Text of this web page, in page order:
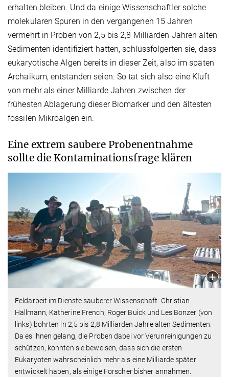
erhalten bleiben. Und da einige Wissenschaftler solche
molekularen Spuren in den vergangenen 15 Jahren
vermehrt in Proben von 2,5 bis 2,8 Milliarden Jahren alten
Sedimenten identifiziert hatten, schlussfolgerten sie, dass
eukaryotische Algen bereits in dieser Zeit, also im späten
Archaikum, entstanden seien. So tat sich also eine Kluft
von mehr als einer Milliarde Jahren zwischen der
frühesten Ablagerung dieser Biomarker und den ältesten
fossilen Mikroalgen ein.
Eine extrem saubere Probenentnahme
sollte die Kontaminationsfrage klären
Feldarbeit im Dienste sauberer Wissenschaft: Christian
Hallmann, Katherine French, Roger Buick und Les Bonzer (von
links) bohrten in 2,5 bis 2,8 Milliarden Jahre alten Sedimenten.
Da es ihnen gelang, die Proben dabei vor Verunreinigungen zu
schützen, konnten sie beweisen, dass sich die ersten
Eukaryoten wahrscheinlich mehr als eine Milliarde später
entwickelt haben, als einige Forscher bisher annahmen.